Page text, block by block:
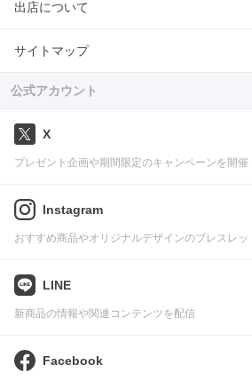
出店について
サイトマップ
公式アカウント
X
プレゼント企画や期間限定のキャンペーンを開催
Instagram
おすすめ商品やオリジナルデザインのブレスレッ
LINE
新商品の情報や関連コンテンツを配信
Facebook